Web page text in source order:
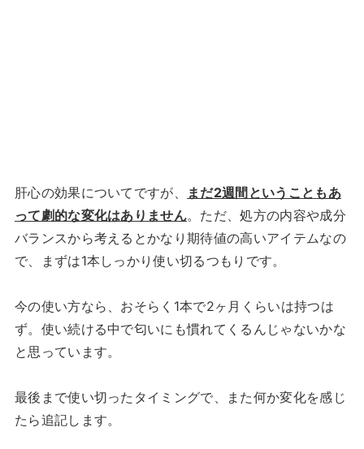
肝心の効果についてですが、
まだ2週間ということもあ
って劇的な変化はありません。ただ、処方の内容や成分
バランスから考えるとかなり期待値の高いアイテムなの
で、まずは1本しっかり使い切るつもりです。
今の使い方なら、おそらく1本で2ヶ月くらいは持つは
ず。使い続ける中で匂いにも慣れてくるんじゃないかな
と思っています。
最後まで使い切ったタイミングで、また何か変化を感じ
たら追記します。